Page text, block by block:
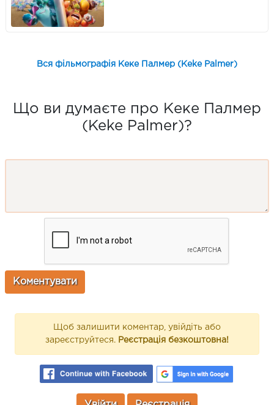
Вся фільмографія Кеке Палмер (Keke Palmer)
Що ви думаєте про Кеке Палмер
(Keke Palmer)?
Щоб залишити коментар, увійдіть або
зареєструйтеся. Реєстрація безкоштовна!